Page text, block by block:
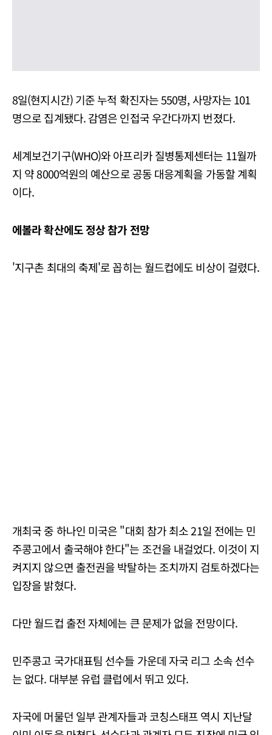
8일(현지시간) 기준 누적 확진자는 550명, 사망자는 101
명으로 집계됐다. 감염은 인접국 우간다까지 번졌다.
세계보건기구(WHO)와 아프리카 질병통제센터는 11월까
지 약 8000억원의 예산으로 공동 대응계획을 가동할 계획
이다.
에볼라 확산에도 정상 참가 전망
'지구촌 최대의 축제'로 꼽히는 월드컵에도 비상이 걸렸다.
개최국 중 하나인 미국은 "대회 참가 최소 21일 전에는 민
주콩고에서 출국해야 한다"는 조건을 내걸었다. 이것이 지
켜지지 않으면 출전권을 박탈하는 조치까지 검토하겠다는
입장을 밝혔다.
다만 월드컵 출전 자체에는 큰 문제가 없을 전망이다.
민주콩고 국가대표팀 선수들 가운데 자국 리그 소속 선수
는 없다. 대부분 유럽 클럽에서 뛰고 있다.
자국에 머물던 일부 관계자들과 코칭스태프 역시 지난달